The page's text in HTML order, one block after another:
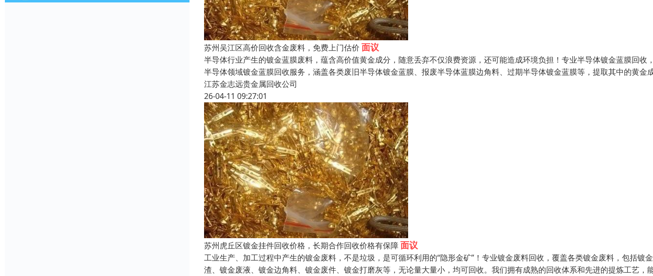
苏州吴江区高价回收含金废料，免费上门估价 面议
半导体行业产生的镀金蓝膜废料，蕴含高价值黄金成分，随意丢弃不仅浪费资源，还可能造成环境负担！专业半导体镀金蓝膜回收
半导体领域镀金蓝膜回收服务，涵盖各类废旧半导体镀金蓝膜、报废半导体蓝膜边角料、过期半导体镀金蓝膜等，提取其中的黄金
江苏金志远贵金属回收公司
26-04-11 09:27:01
苏州虎丘区镀金挂件回收价格，长期合作回收价格有保障面议
工业生产、加工过程中产生的镀金废料，不是垃圾，是可循环利用的“隐形金矿”！专业镀金废料回收，覆盖各类镀金废料，包括镀
渣、镀金废液、镀金边角料、镀金废件、镀金打磨灰等，无论量大量小，均可回收。我们拥有成熟的回收体系和先进的提炼工艺，